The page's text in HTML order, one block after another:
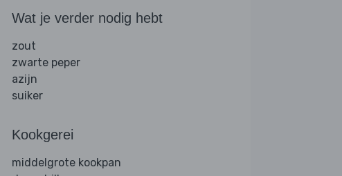
Wat je verder nodig hebt
zout
zwarte peper
azijn
suiker
Kookgerei
middelgrote kookpan